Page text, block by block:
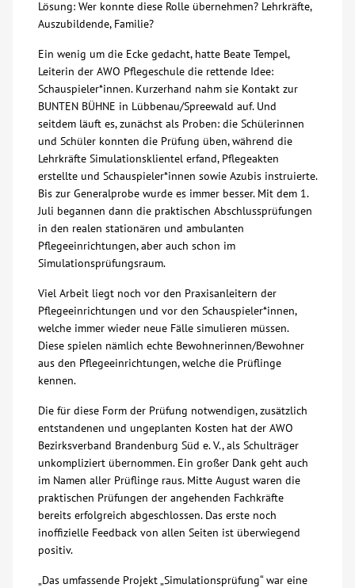
Lösung: Wer konnte diese Rolle übernehmen? Lehrkräfte,
Auszubildende, Familie?
Ein wenig um die Ecke gedacht, hatte Beate Tempel,
Leiterin der AWO Pflegeschule die rettende Idee:
Schauspieler*innen. Kurzerhand nahm sie Kontakt zur
BUNTEN BÜHNE in Lübbenau/Spreewald auf. Und
seitdem läuft es, zunächst als Proben: die Schülerinnen
und Schüler konnten die Prüfung üben, während die
Lehrkräfte Simulationsklientel erfand, Pflegeakten
erstellte und Schauspieler*innen sowie Azubis instruierte.
Bis zur Generalprobe wurde es immer besser. Mit dem 1.
Juli begannen dann die praktischen Abschlussprüfungen
in den realen stationären und ambulanten
Pflegeeinrichtungen, aber auch schon im
Simulationsprüfungsraum.
Viel Arbeit liegt noch vor den Praxisanleitern der
Pflegeeinrichtungen und vor den Schauspieler*innen,
welche immer wieder neue Fälle simulieren müssen.
Diese spielen nämlich echte Bewohnerinnen/Bewohner
aus den Pflegeeinrichtungen, welche die Prüflinge
kennen.
Die für diese Form der Prüfung notwendigen, zusätzlich
entstandenen und ungeplanten Kosten hat der AWO
Bezirksverband Brandenburg Süd e. V., als Schulträger
unkompliziert übernommen. Ein großer Dank geht auch
im Namen aller Prüflinge raus. Mitte August waren die
praktischen Prüfungen der angehenden Fachkräfte
bereits erfolgreich abgeschlossen. Das erste noch
inoffizielle Feedback von allen Seiten ist überwiegend
positiv.
„Das umfassende Projekt „Simulationsprüfung“ war eine